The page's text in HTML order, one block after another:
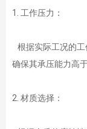
1. 工作压力：
根据实际工况的
确保其承压能力高
2. 材质选择：